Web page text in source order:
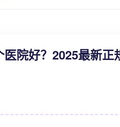
医院好？2025最新